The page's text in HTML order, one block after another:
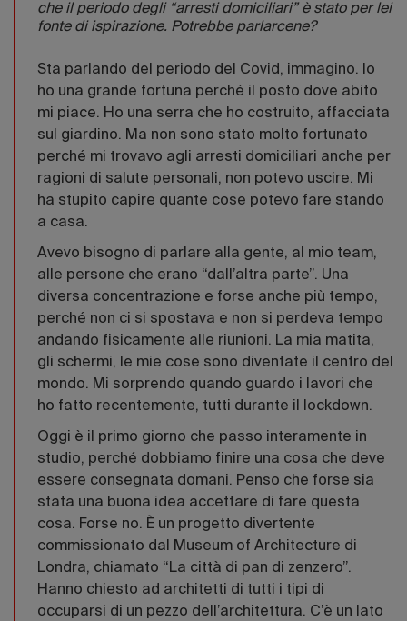
che il periodo degli “arresti domiciliari” è stato per lei
fonte di ispirazione. Potrebbe parlarcene?
Sta parlando del periodo del Covid, immagino. Io
ho una grande fortuna perché il posto dove abito
mi piace. Ho una serra che ho costruito, affacciata
sul giardino. Ma non sono stato molto fortunato
perché mi trovavo agli arresti domiciliari anche per
ragioni di salute personali, non potevo uscire. Mi
ha stupito capire quante cose potevo fare stando
a casa.
Avevo bisogno di parlare alla gente, al mio team,
alle persone che erano “dall’altra parte”. Una
diversa concentrazione e forse anche più tempo,
perché non ci si spostava e non si perdeva tempo
andando fisicamente alle riunioni. La mia matita,
gli schermi, le mie cose sono diventate il centro del
mondo. Mi sorprendo quando guardo i lavori che
ho fatto recentemente, tutti durante il lockdown.
Oggi è il primo giorno che passo interamente in
studio, perché dobbiamo finire una cosa che deve
essere consegnata domani. Penso che forse sia
stata una buona idea accettare di fare questa
cosa. Forse no. È un progetto divertente
commissionato dal Museum of Architecture di
Londra, chiamato “La città di pan di zenzero”.
Hanno chiesto ad architetti di tutti i tipi di
occuparsi di un pezzo dell’architettura. C’è un lato